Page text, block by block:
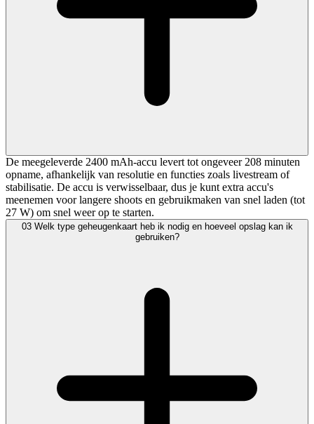
De meegeleverde 2400 mAh-accu levert tot ongeveer 208 minuten
opname, afhankelijk van resolutie en functies zoals livestream of
stabilisatie. De accu is verwisselbaar, dus je kunt extra accu's
meenemen voor langere shoots en gebruikmaken van snel laden (tot
27 W) om snel weer op te starten.
03 Welk type geheugenkaart heb ik nodig en hoeveel opslag kan ik
gebruiken?